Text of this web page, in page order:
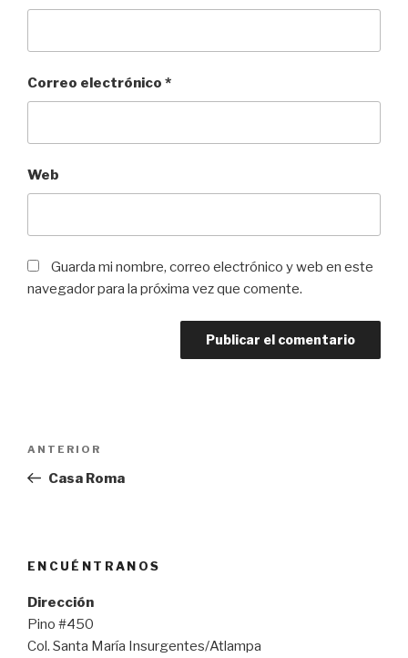
Correo electrónico *
Web
Guarda mi nombre, correo electrónico y web en este
navegador para la próxima vez que comente.
entradas
Entrada
anterior:
ANTERIOR
Casa Roma
ENCUÉNTRANOS
Dirección
Pino #450
Col. Santa María Insurgentes/Atlampa